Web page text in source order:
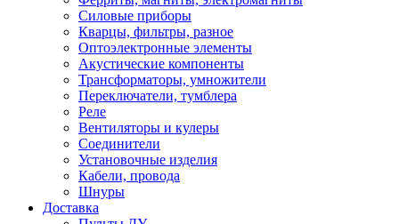
Силовые приборы
Кварцы, фильтры, разное
Оптоэлектронные элементы
Акустические компоненты
Трансформаторы, умножители
Переключатели, тумблера
Реле
Вентиляторы и кулеры
Соединители
Установочные изделия
Кабели, провода
Шнуры
Доставка